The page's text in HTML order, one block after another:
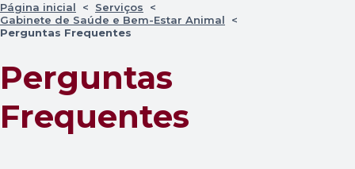
Página inicial < Serviços <
Gabinete de Saúde e Bem-Estar Animal <
Perguntas Frequentes
Perguntas
Frequentes